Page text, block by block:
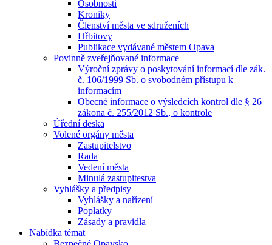
Osobnosti
Kroniky
Členství města ve sdruženích
Hřbitovy
Publikace vydávané městem Opava
Povinně zveřejňované informace
Výroční zprávy o poskytování informací dle zák.
č. 106/1999 Sb. o svobodném přístupu k
informacím
Obecné informace o výsledcích kontrol dle § 26
zákona č. 255/2012 Sb., o kontrole
Úřední deska
Volené orgány města
Zastupitelstvo
Rada
Vedení města
Minulá zastupitestva
Vyhlášky a předpisy
Vyhlášky a nařízení
Poplatky
Zásady a pravidla
Nabídka témat